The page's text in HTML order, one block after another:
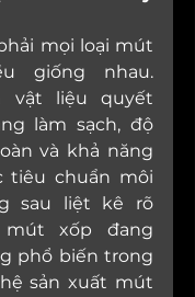
giống nhau.
vật liệu quyết
làm sạch, độ
và khả năng
tiêu chuẩn môi
sau liệt kê rõ
xốp đang
phổ biến trong
sản xuất mút